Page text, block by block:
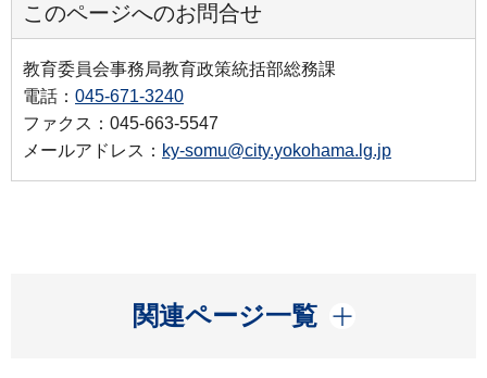
このページへのお問合せ
教育委員会事務局教育政策統括部総務課
電話： 045-671-3240
ファクス：045-663-5547
メールアドレス： ky-somu@city.yokohama.lg.jp
関連ページ一覧
開く